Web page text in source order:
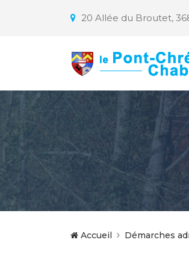
20 Allée du Broutet,
Accueil Démarches